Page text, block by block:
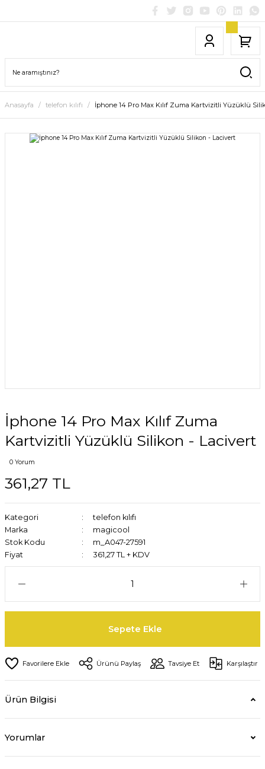
Anasayfa telefon kılıfı İphone 14 Pro Max Kılıf Zuma Kartvizitli Yüzüklü
İphone 14 Pro Max Kılıf Zuma
Kartvizitli Yüzüklü Silikon - Lacivert
0 Yorum
361,27 TL
Kategori
telefon kılıfı
Marka
magicool
Stok Kodu
m_A047-27591
Fiyat
361,27 TL + KDV
Sepete Ekle
Ürünü Paylaş Tavsiye Et Karşılaştır
Ürün Bilgisi
Yorumlar